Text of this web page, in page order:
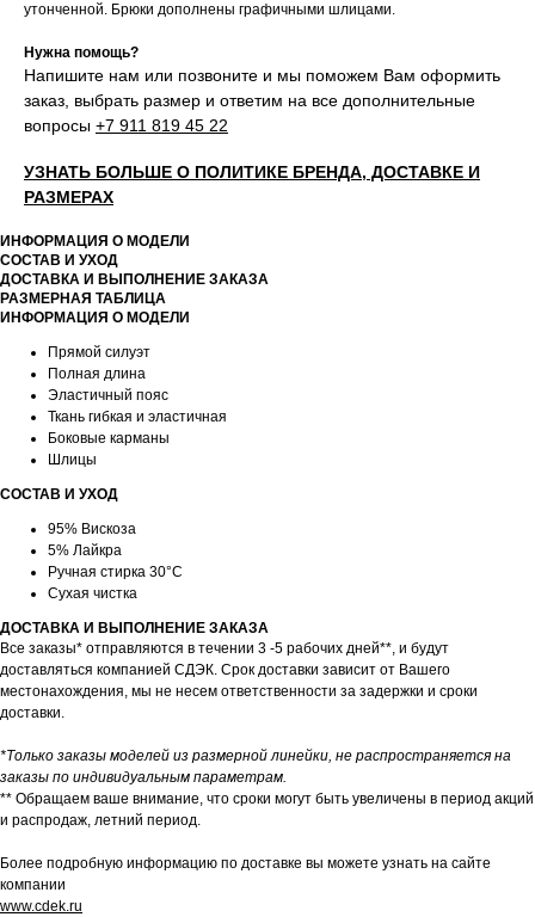
утонченной. Брюки дополнены графичными шлицами.
Нужна помощь?
Напишите нам или позвоните и мы поможем Вам оформить
заказ, выбрать размер и ответим на все дополнительные
вопросы +7 911 819 45 22
УЗНАТЬ БОЛЬШЕ О ПОЛИТИКЕ БРЕНДА, ДОСТАВКЕ И
РАЗМЕРАХ
ИНФОРМАЦИЯ О МОДЕЛИ
СОСТАВ И УХОД
ДОСТАВКА И ВЫПОЛНЕНИЕ ЗАКАЗА
РАЗМЕРНАЯ ТАБЛИЦА
ИНФОРМАЦИЯ О МОДЕЛИ
Прямой силуэт
Полная длина
Эластичный пояс
Ткань гибкая и эластичная
Боковые карманы
Шлицы
СОСТАВ И УХОД
95% Вискоза
5% Лайкра
Ручная стирка 30°C
Сухая чистка
ДОСТАВКА И ВЫПОЛНЕНИЕ ЗАКАЗА
Все заказы* отправляются в течении 3 -5 рабочих дней**, и будут
доставляться компанией СДЭК. Срок доставки зависит от Вашего
местонахождения, мы не несем ответственности за задержки и сроки
доставки.
*Только заказы моделей из размерной линейки, не распространяется на
заказы по индивидуальным параметрам.
** Обращаем ваше внимание, что сроки могут быть увеличены в период акций
и распродаж, летний период.
Более подробную информацию по доставке вы можете узнать на сайте
компании
www.cdek.ru